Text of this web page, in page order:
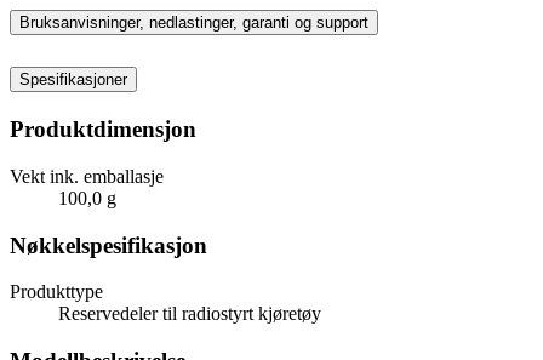
Bruksanvisninger, nedlastinger, garanti og support
Spesifikasjoner
Produktdimensjon
Vekt ink. emballasje
100,0 g
Nøkkelspesifikasjon
Produkttype
Reservedeler til radiostyrt kjøretøy